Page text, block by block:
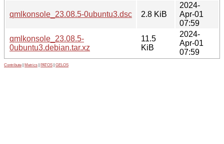
qmlkonsole_23.08.5-0ubuntu3.dsc 2.8 KiB
2024-
Apr-01
07:59
qmlkonsole_23.08.5-
0ubuntu3.debian.tar.xz
11.5
KiB
2024-
Apr-01
07:59
Contribute Metrics PATOS GELOS